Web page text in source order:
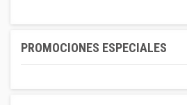
PROMOCIONES ESPECIALES